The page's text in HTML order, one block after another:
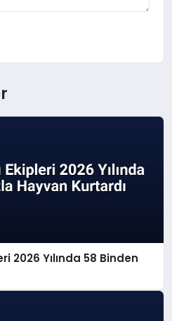
2026 Yılında 58 Binden